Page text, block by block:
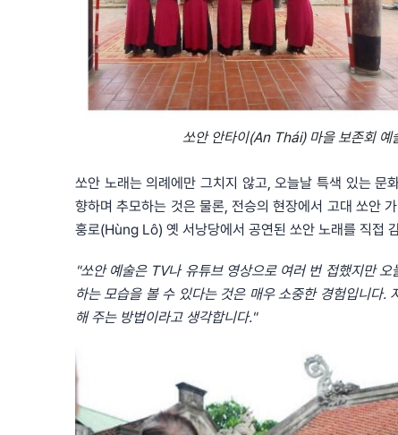
쏘안 안타이(An Thái) 마을 보존회 예
쏘안 노래는 의례에만 그치지 않고, 오늘날 특색 있는 문
향하며 추모하는 것은 물론, 전승의 현장에서 고대 쏘안
훙로(Hùng Lô) 옛 서낭당에서 공연된 쏘안 노래를 직접
"쏘안 예술은 TV나 유튜브 영상으로 여러 번 접했지만
하는 모습을 볼 수 있다는 것은 매우 소중한 경험입니다.
해 주는 방법이라고 생각합니다."